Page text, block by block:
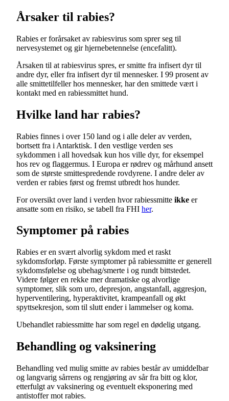
Årsaker til rabies?
Rabies er forårsaket av rabiesvirus som sprer seg til
nervesystemet og gir hjernebetennelse (encefalitt).
Årsaken til at rabiesvirus spres, er smitte fra infisert dyr til
andre dyr, eller fra infisert dyr til mennesker. I 99 prosent av
alle smittetilfeller hos mennesker, har den smittede vært i
kontakt med en rabiessmittet hund.
Hvilke land har rabies?
Rabies finnes i over 150 land og i alle deler av verden,
bortsett fra i Antarktisk. I den vestlige verden ses
sykdommen i all hovedsak kun hos ville dyr, for eksempel
hos rev og flaggermus. I Europa er rødrev og mårhund ansett
som de største smittespredende rovdyrene. I andre deler av
verden er rabies først og fremst utbredt hos hunder.
For oversikt over land i verden hvor rabiessmitte ikke er
ansatte som en risiko, se tabell fra FHI her.
Symptomer på rabies
Rabies er en svært alvorlig sykdom med et raskt
sykdomsforløp. Første symptomer på rabiessmitte er generell
sykdomsfølelse og ubehag/smerte i og rundt bittstedet.
Videre følger en rekke mer dramatiske og alvorlige
symptomer, slik som uro, depresjon, angstanfall, aggresjon,
hyperventilering, hyperaktivitet, krampeanfall og økt
spyttsekresjon, som til slutt ender i lammelser og koma.
Ubehandlet rabiessmitte har som regel en dødelig utgang.
Behandling og vaksinering
Behandling ved mulig smitte av rabies består av umiddelbar
og langvarig sårrens og rengjøring av sår fra bitt og klor,
etterfulgt av vaksinering og eventuelt eksponering med
antistoffer mot rabies.